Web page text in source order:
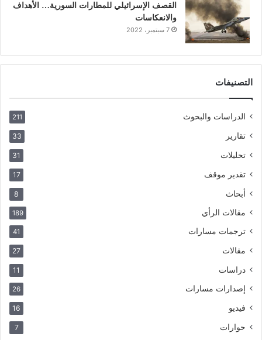
القصف الإسرائيلي للمطارات السورية… الأهداف
والانعكاسات
7 سبتمبر، 2022
التصنيفات
الدراسات والبحوث 211
تقارير 33
تحليلات 31
تقدير موقف 17
أبحاث 8
مقالات الرأي 189
ترجمات مسارات 41
مقالات 27
دراسات 11
إصدارات مسارات 26
فيديو 16
حوارات 7